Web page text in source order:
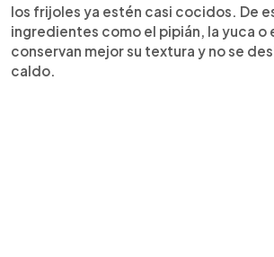
los frijoles ya estén casi cocidos. De
ingredientes como el pipián, la yuca o
conservan mejor su textura y no se
caldo.